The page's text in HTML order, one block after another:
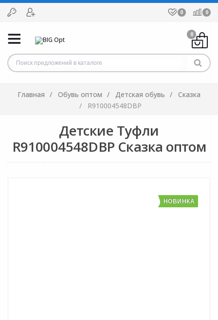
0 0
0
Главная Обувь оптом Детская обувь
Сказка
R910004548DBP
Детские Туфли
R910004548DBP Сказка оптом
НОВИНКА